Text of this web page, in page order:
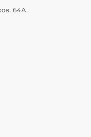
64А